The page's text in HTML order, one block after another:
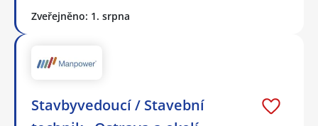
Zveřejněno: 1. srpna
Stavbyvedoucí / Stavební